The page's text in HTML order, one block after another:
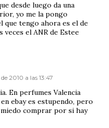
desde luego da una
yo me la pongo
que tengo ahora es el de
veces el ANR de Estee
2010 a las 13:47
En perfumes Valencia
ebay es estupendo, pero
comprar por si hay